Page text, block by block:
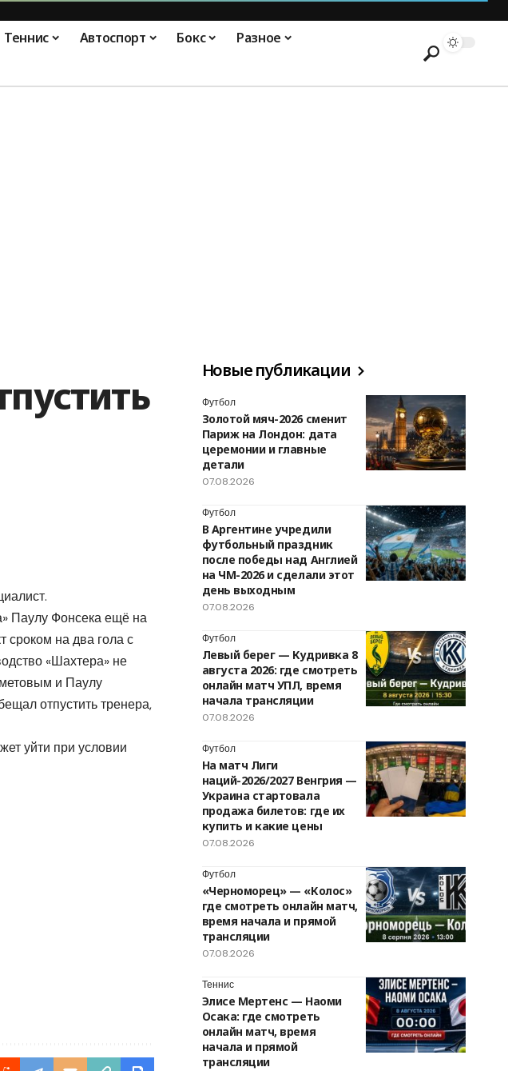
Теннис Автоспорт Бокс Разное
Паулу Фонсека ещё на
сроком на два гола с
«Шахтера» не
и Паулу
отпустить тренера,
уйти при условии
Новые публикации
Футбол
Золотой мяч-2026 сменит
Париж на Лондон: дата
церемонии и главные
детали
07.08.2026
Футбол
В Аргентине учредили
футбольный праздник
после победы над Англией
на ЧМ-2026 и сделали этот
день выходным
07.08.2026
Футбол
Левый берег — Кудривка 8
августа 2026: где смотреть
онлайн матч УПЛ, время
начала трансляции
07.08.2026
Футбол
На матч Лиги
наций-2026/2027 Венгрия —
Украина стартовала
продажа билетов: где их
купить и какие цены
07.08.2026
Футбол
«Черноморец» — «Колос»
где смотреть онлайн матч,
время начала и прямой
трансляции
07.08.2026
Теннис
Элисе Мертенс — Наоми
Осака: где смотреть
онлайн матч, время
начала и прямой
трансляции